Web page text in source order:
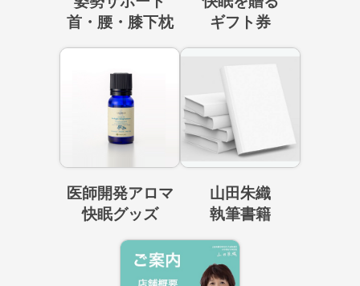
首・腰・膝下枕
ギフト券
医師開発アロマ
快眠グッズ
山田朱織
執筆書籍